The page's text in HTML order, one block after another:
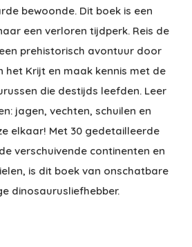
bewoonde. Dit boek is een
een verloren tijdperk. Reis de
prehistorisch avontuur door
het Krijt en maak kennis met de
die destijds leefden. Leer
jagen, vechten, schuilen en
elkaar! Met 30 gedetailleerde
verschuivende continenten en
is dit boek van onschatbare
dinosaurusliefhebber.